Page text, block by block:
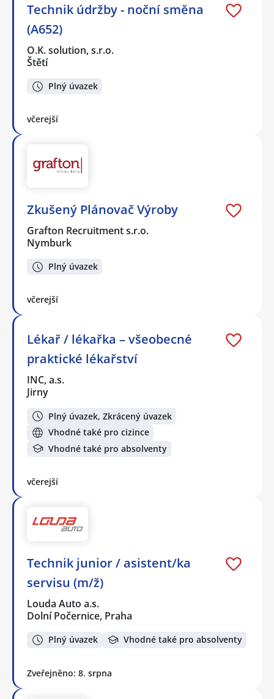
Technik údržby - noční směna
(A652)
O.K. solution, s.r.o.
Štětí
Plný úvazek
včerejší
Zkušený Plánovač Výroby
Grafton Recruitment s.r.o.
Nymburk
Plný úvazek
včerejší
Lékař / lékařka – všeobecné
praktické lékařství
INC, a.s.
Jirny
Plný úvazek, Zkrácený úvazek
Vhodné také pro cizince
Vhodné také pro absolventy
včerejší
Technik junior / asistent/ka
servisu (m/ž)
Louda Auto a.s.
Dolní Počernice, Praha
Plný úvazek Vhodné také pro absolventy
Zveřejněno: 8. srpna